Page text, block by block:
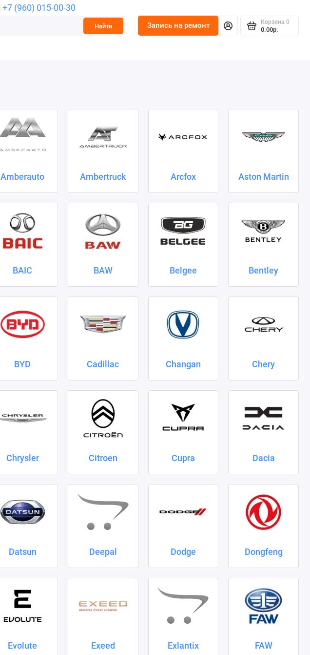
+7 (960) 015-00-30
Найти Запись на ремонт Корзина 0
0.00р.
Amberauto Ambertruck Arcfox Aston Martin
BAIC BAW Belgee Bentley
BYD Cadillac Changan Chery
Chrysler Citroen Cupra Dacia
Datsun Deepal Dodge Dongfeng
Evolute Exeed Exlantix FAW